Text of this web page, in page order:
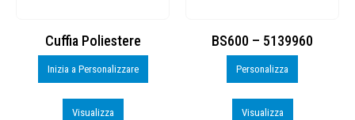
Cuffia Poliestere
Inizia a Personalizzare
Visualizza
BS600 – 5139960
Personalizza
Visualizza